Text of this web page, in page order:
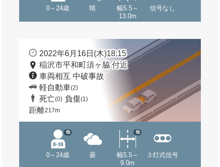
0～24歳 晴
幅5.5～
13.0m
信号なし
2022年6月16日(木)18:15
稲沢市平和町須ヶ脇 付近
車両相互 中破事故
軽自動車(2)
死亡(0) 負傷(1)
距離217m
0～24歳
他
曇
幅5.5～
9.0m
他
３灯式信号